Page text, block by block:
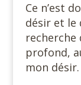
Ce n’est
désir et le
recherche
profond,
mon désir.